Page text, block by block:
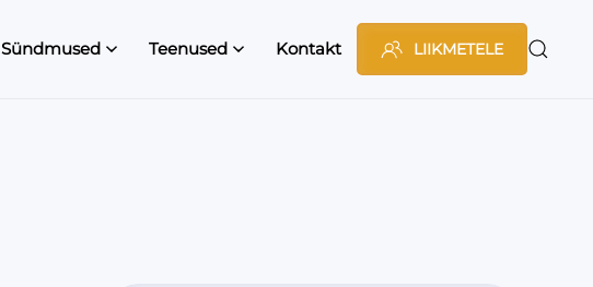
Sündmused Teenused Kontakt LIIKMETELE